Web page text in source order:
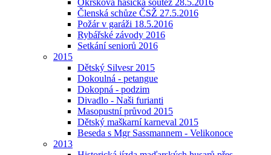
Okrsková hasická soutěž 28.5.2016
Členská schůze ČSŽ 27.5.2016
Požár v garáži 18.5.2016
Rybářské závody 2016
Setkání seniorů 2016
2015
Dětský Silvesr 2015
Dokoulná - petangue
Dokopná - podzim
Divadlo - Naši furianti
Masopustní průvod 2015
Dětský maškarní karneval 2015
Beseda s Mgr Sassmannem - Velikonoce
2013